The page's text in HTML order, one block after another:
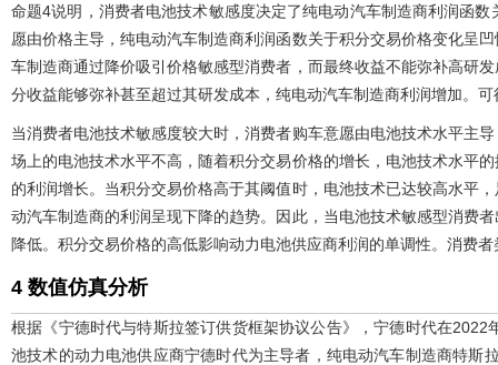
命题4说明，消费者电池技术敏感度决定了纯电动汽车制造商利润函
愿由价格主导，纯电动汽车制造商利润函数关于积分交易价格变化呈
车制造商通过降价吸引价格敏感型消费者，而最终收益不能弥补高研
分收益能够弥补甚至超过其研发成本，纯电动汽车制造商利润增加。
当消费者电池技术敏感度较大时，消费者购车意愿由电池技术水平主
场上的电池技术水平不高，随着积分交易价格的增长，电池技术水平
的利润增长。当积分交易价格高于其阈值时，电池技术已达较高水平
动汽车制造商的利润呈现下降的趋势。因此，当电池技术敏感型消费
降低。积分交易价格的高低影响动力电池供应商利润的单调性。消费
4 数值仿真分析
根据《宁德时代与特斯拉签订供货框架协议公告》，宁德时代在
池技术的动力电池供应商宁德时代为主导者，纯电动汽车制造商特